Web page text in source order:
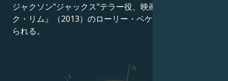
ジャクソン"ジャックス"テラー役、映画『パシフィッ
ク・リム』（2013）のローリー・ベケット役などで知
られる。
IX
X